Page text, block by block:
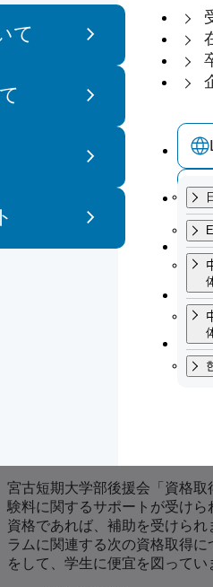
て
学部につい
ムにつ
資格取得
就職・編
宮古短期大学部後援会「資格
験料に関するサポートが受け
資格であれば、補助を受けられ
ラムに関連する次の資格取得
をして、学生に便宜を図ってい